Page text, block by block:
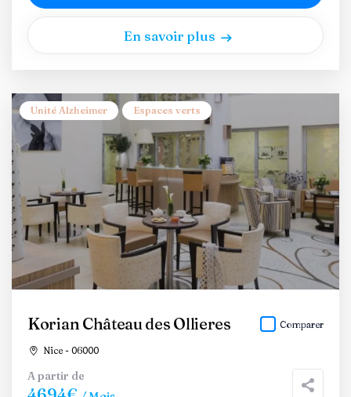
En savoir plus
Unité Alzheimer Espaces verts
Korian Château des Ollieres
Nice - 06000
Comparer
A partir de